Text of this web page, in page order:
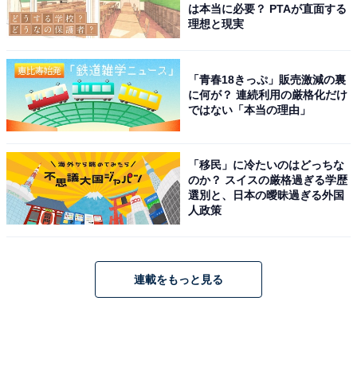
は本当に必要？ PTAが直面する
理想と現実
「青春18きっぷ」販売激減の裏
に何が？ 連続利用の厳格化だけ
ではない「本当の理由」
「移民」に冷たいのはどっちな
のか？ スイスの厳格過ぎる学歴
選別と、日本の曖昧過ぎる外国
人政策
連載をもっと見る